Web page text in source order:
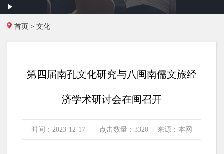
放
Play
Fullscreen
首页 > 文化
第四届南孔文化研究与八闽南儒文旅经
济学术研讨会在闽召开
时间：2023-12-17 点击数量：3320 来源：本网